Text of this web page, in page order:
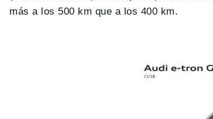
más a los 500 km que a los 400 km.